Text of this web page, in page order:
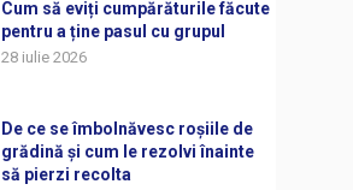
Cum să eviți cumpărăturile făcute
pentru a ține pasul cu grupul
28 iulie 2026
De ce se îmbolnăvesc roșiile de
grădină și cum le rezolvi înainte
să pierzi recolta